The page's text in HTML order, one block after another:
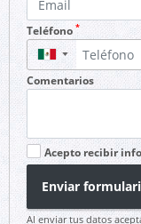
Teléfono *
▼
Comentarios
Acepto recibir
Enviar
Al enviar tus datos